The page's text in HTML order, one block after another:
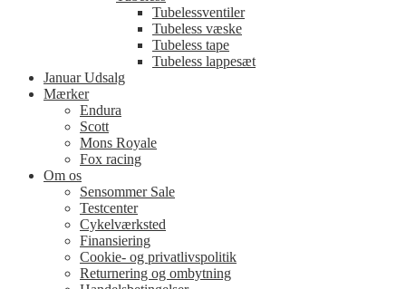
Tubelessventiler
Tubeless væske
Tubeless tape
Tubeless lappesæt
Januar Udsalg
Mærker
Endura
Scott
Mons Royale
Fox racing
Om os
Sensommer Sale
Testcenter
Cykelværksted
Finansiering
Cookie- og privatlivspolitik
Returnering og ombytning